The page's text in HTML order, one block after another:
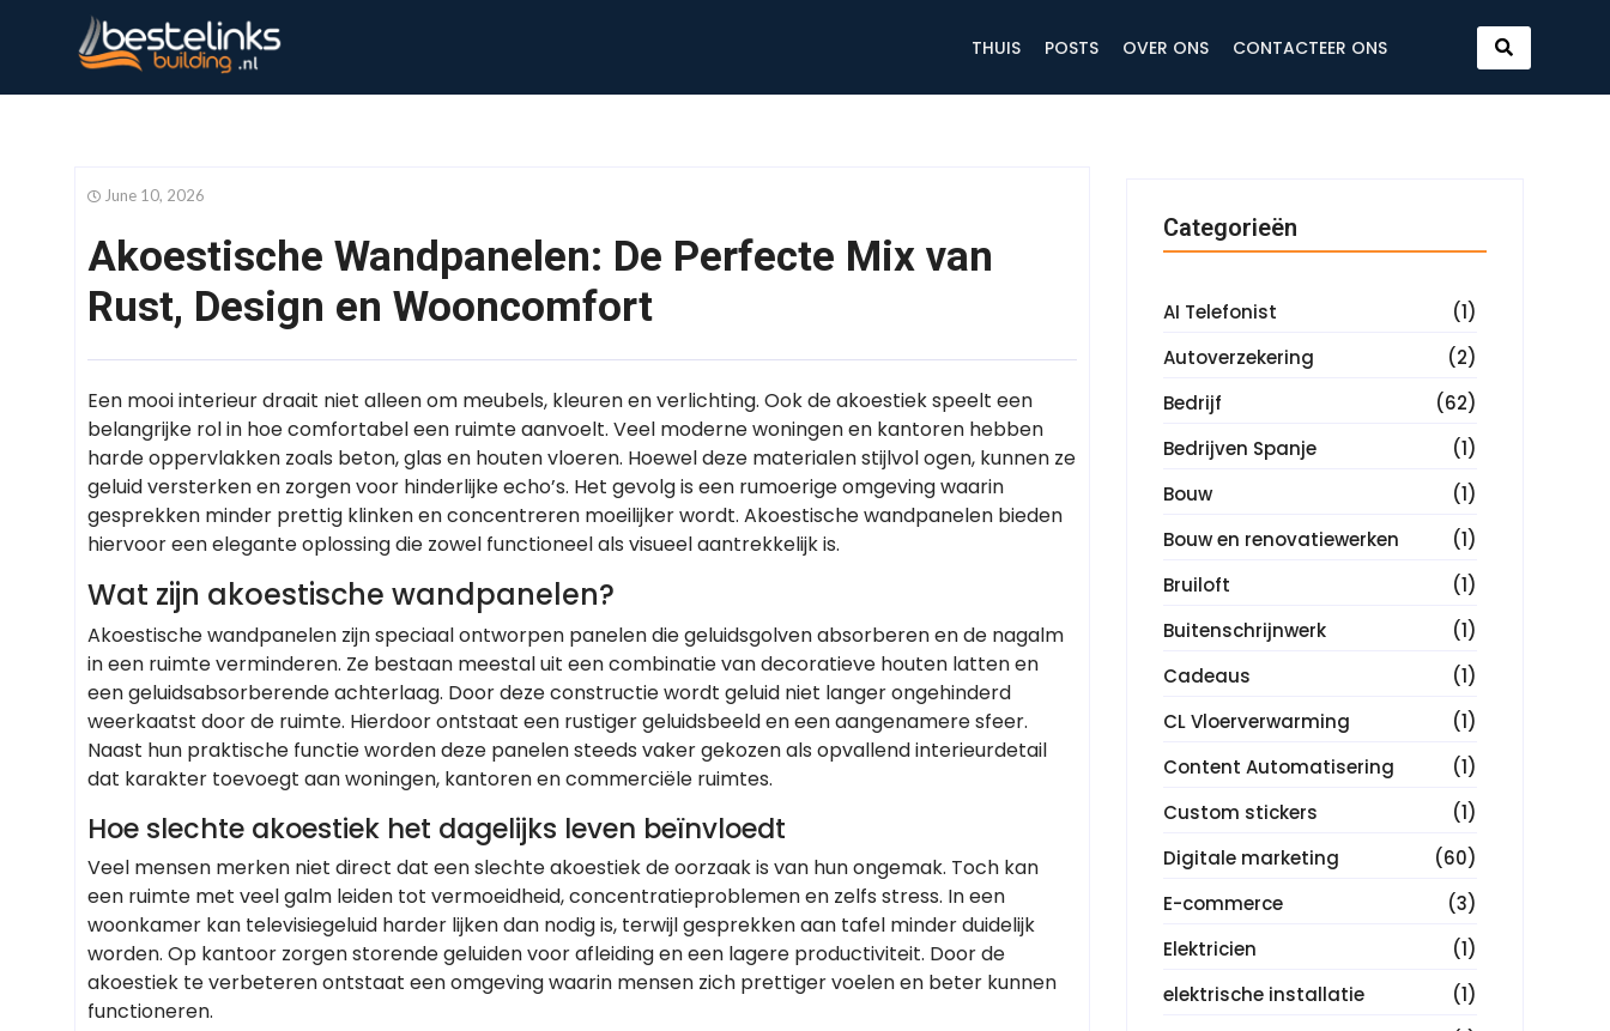
THUIS POSTS OVER ONS CONTACTEER ONS
June 10, 2026
Akoestische Wandpanelen: De Perfecte Mix van
Rust, Design en Wooncomfort
Een mooi interieur draait niet alleen om meubels, kleuren en verlichting. Ook de akoestiek speelt een
belangrijke rol in hoe comfortabel een ruimte aanvoelt. Veel moderne woningen en kantoren hebben
harde oppervlakken zoals beton, glas en houten vloeren. Hoewel deze materialen stijlvol ogen, kunnen ze
geluid versterken en zorgen voor hinderlijke echo’s. Het gevolg is een rumoerige omgeving waarin
gesprekken minder prettig klinken en concentreren moeilijker wordt. Akoestische wandpanelen bieden
hiervoor een elegante oplossing die zowel functioneel als visueel aantrekkelijk is.
Wat zijn akoestische wandpanelen?
Akoestische wandpanelen zijn speciaal ontworpen panelen die geluidsgolven absorberen en de nagalm
in een ruimte verminderen. Ze bestaan meestal uit een combinatie van decoratieve houten latten en
een geluidsabsorberende achterlaag. Door deze constructie wordt geluid niet langer ongehinderd
weerkaatst door de ruimte. Hierdoor ontstaat een rustiger geluidsbeeld en een aangenamere sfeer.
Naast hun praktische functie worden deze panelen steeds vaker gekozen als opvallend interieurdetail
dat karakter toevoegt aan woningen, kantoren en commerciële ruimtes.
Hoe slechte akoestiek het dagelijks leven beïnvloedt
Veel mensen merken niet direct dat een slechte akoestiek de oorzaak is van hun ongemak. Toch kan
een ruimte met veel galm leiden tot vermoeidheid, concentratieproblemen en zelfs stress. In een
woonkamer kan televisiegeluid harder lijken dan nodig is, terwijl gesprekken aan tafel minder duidelijk
worden. Op kantoor zorgen storende geluiden voor afleiding en een lagere productiviteit. Door de
akoestiek te verbeteren ontstaat een omgeving waarin mensen zich prettiger voelen en beter kunnen
functioneren.
Categorieën
AI Telefonist
(1)
Autoverzekering
(2)
Bedrijf
(62)
Bedrijven Spanje
(1)
Bouw
(1)
Bouw en renovatiewerken
(1)
Bruiloft
(1)
Buitenschrijnwerk
(1)
Cadeaus
(1)
CL Vloerverwarming
(1)
Content Automatisering
(1)
Custom stickers
(1)
Digitale marketing
(60)
E-commerce
(3)
Elektricien
(1)
elektrische installatie
(1)